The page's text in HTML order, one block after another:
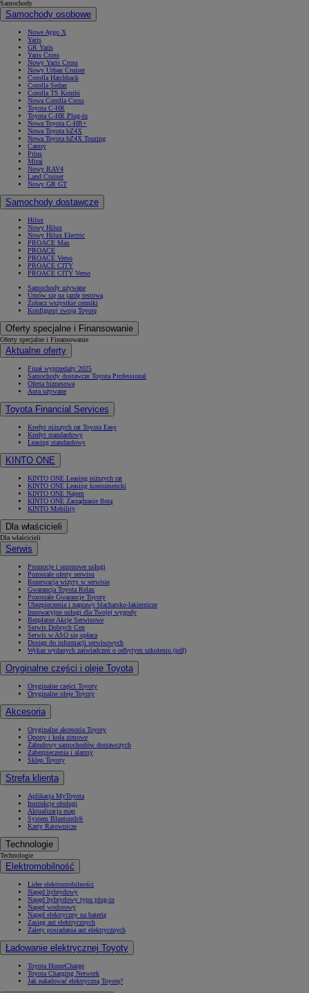
Samochody
Samochody osobowe
Nowe Aygo X
Yaris
GR Yaris
Yaris Cross
Nowy Yaris Cross
Nowy Urban Cruiser
Corolla Hatchback
Corolla Sedan
Corolla TS Kombi
Nowa Corolla Cross
Toyota C-HR
Toyota C-HR Plug-in
Nowa Toyota C-HR+
Nowa Toyota bZ4X
Nowa Toyota bZ4X Touring
Camry
Prius
Mirai
Nowy RAV4
Land Cruiser
Nowy GR GT
Samochody dostawcze
Hilux
Nowy Hilux
Nowy Hilux Electric
PROACE Max
PROACE
PROACE Verso
PROACE CITY
PROACE CITY Verso
Samochody używane
Umów się na jazdę testową
Zobacz wszystkie cenniki
Konfiguruj swoją Toyotę
Oferty specjalne i Finansowanie
Oferty specjalne i Finansowanie
Aktualne oferty
Finał wyprzedaży 2025
Samochody dostawcze Toyota Professional
Oferta biznesowa
Auta używane
Toyota Financial Services
Kredyt niższych rat Toyota Easy
Kredyt standardowy
Leasing standardowy
KINTO ONE
KINTO ONE Leasing niższych rat
KINTO ONE Leasing konsumencki
KINTO ONE Najem
KINTO ONE Zarządzanie flotą
KINTO Mobility
Dla właścicieli
Dla właścicieli
Serwis
Promocje i sezonowe usługi
Pozostałe oferty serwisu
Rezerwacja wizyty w serwisie
Gwarancja Toyota Relax
Pozostałe Gwarancje Toyoty
Ubezpieczenia i naprawy blacharsko-lakiernicze
Innowacyjne usługi dla Twojej wygody
Bezpłatne Akcje Serwisowe
Serwis Dobrych Cen
Serwis w ASO się opłaca
Dostęp do informacji serwisowych
Wykaz wydanych zaświadczeń o odbytym szkoleniu (pdf)
Oryginalne części i oleje Toyota
Oryginalne części Toyoty
Oryginalne oleje Toyoty
Akcesoria
Oryginalne akcesoria Toyoty
Opony i koła zimowe
Zabudowy samochodów dostawczych
Zabezpieczenia i alarmy
Sklep Toyoty
Strefa klienta
Aplikacja MyToyota
Instrukcje obsługi
Aktualizacja map
System Bluetooth®
Karty Ratownicze
Technologie
Technologie
Elektromobilność
Lider elektromobilności
Napęd hybrydowy
Napęd hybrydowy typu plug-in
Napęd wodorowy
Napęd elektryczny na baterię
Zasięg aut elektrycznych
Zalety posiadania aut elektrycznych
Ładowanie elektrycznej Toyoty
Toyota HomeCharge
Toyota Charging Network
Jak naładować elektryczną Toyotę?